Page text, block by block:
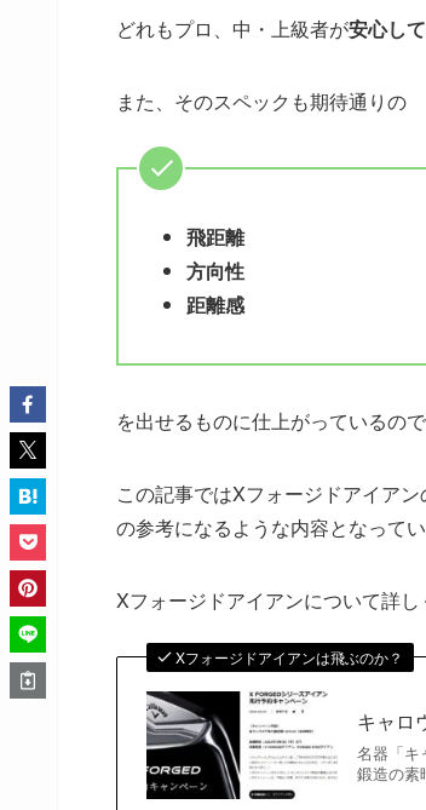
どれもプロ、中・上級者が安心し
また、そのスペックも期待通りの
飛距離
方向性
距離感
を出せるものに仕上がっているので
この記事ではXフォージドアイア
の参考になるような内容となってい
Xフォージドアイアンについて詳
Xフォージドアイアンは飛ぶのか？
キャロ
名器「キ
鍛造の素